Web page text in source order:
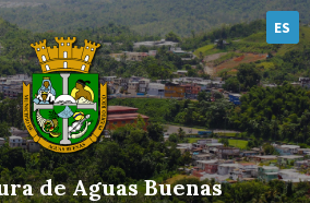
ES
de Aguas Buenas